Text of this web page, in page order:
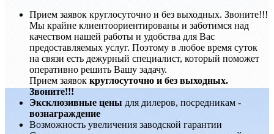
Прием заявок круглосуточно и без выходных. Звоните!!!
Мы крайне клиентоориентированы и заботимся над
качеством нашей работы и удобства для Вас
предоставляемых услуг. Поэтому в любое время суток
на связи есть дежурный специалист, который поможет
оперативно решить Вашу задачу.
Прием заявок круглосуточно и без выходных.
Звоните!!!
Эксклюзивные цены для дилеров, посредникам -
вознаграждение
Возможность увеличения заводской гарантии